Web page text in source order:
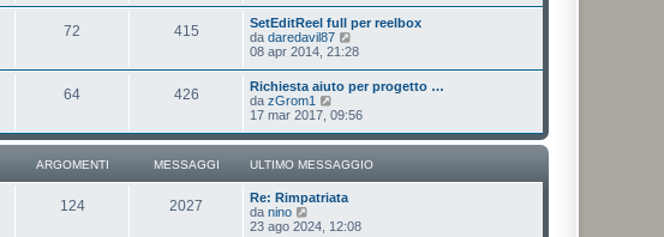
e
s
s
a
g
g
i
o
u
l
t
i
m
o
e
s
s
a
g
i
72 415
SetEditReel full per reelbox
da daredavil87
e
u
l
t
i
o
m
s
08 apr 2014, 21:28
64 426
Richiesta aiuto per progetto …
da zGrom1
e
i
l
t
i
o
17 mar 2017, 09:56
ARGOMENTI MESSAGGI ULTIMO MESSAGGIO
124 2027
Re: Rimpatriata
da nino
e
23 ago 2024, 12:08